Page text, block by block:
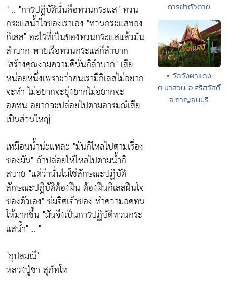
" .. "การปฏิบัตินั่นคือทวนกระแส" ทวน
กระแสนํ้าใจของเราเอง "ทวนกระแสของ
กิเลส" อะไรที่เป็นของทวนกระแสแล้วมัน
ลำบาก พายเรือทวนกระแสก็ลำบาก
"สร้างคุณงามความดีนั่นก็ลำบาก" เสีย
หน่อยหนึ่งเพราะว่าคนเรามีกิเลสไม่อยาก
จะทำ ไม่อยากจะยุ่งยากไม่อยากจะ
อดทน อยากจะปล่อยไปตามอารมณ์เสีย
เป็นส่วนใหญ่
เหมือนน้ำน่ะแหละ "มันก็ไหลไปตามเรื่อง
ของมัน" ถ้าปล่อยให้ไหลไปตามนํ้าก็
สบาย "แต่ว่านั่นไม่ใช่ลักษณะปฏิบัติ
ลักษณะปฏิบัติต้องฝืน ต้องฝืนกิเลสฝืนใจ
ของตัวเอง" ข่มจิตเจ้าของ ทำความอดทน
ให้มากขึ้น "มันจึงเป็นการปฏิบัติทวนกระ
แสนํ้า" .. "
"อุปลมณี"
หลวงปู่ชา สุภัทโท
การฆ่าตัวตาย
• วัดวังผาแดง
ต.นาสวน อ.ศรีสวัสดิ์
จ.กาญจนบุรี